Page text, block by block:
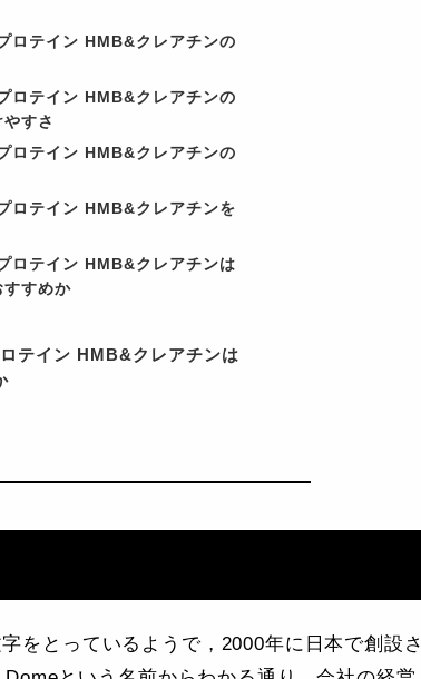
ロテイン HMB&クレアチンの
ロテイン HMB&クレアチンの
すさ
ロテイン HMB&クレアチンの
ロテイン HMB&クレアチンを
ロテイン HMB&クレアチンは
すすめか
テイン HMB&クレアチンは
をとっているようで，2000年に日本で創設さ